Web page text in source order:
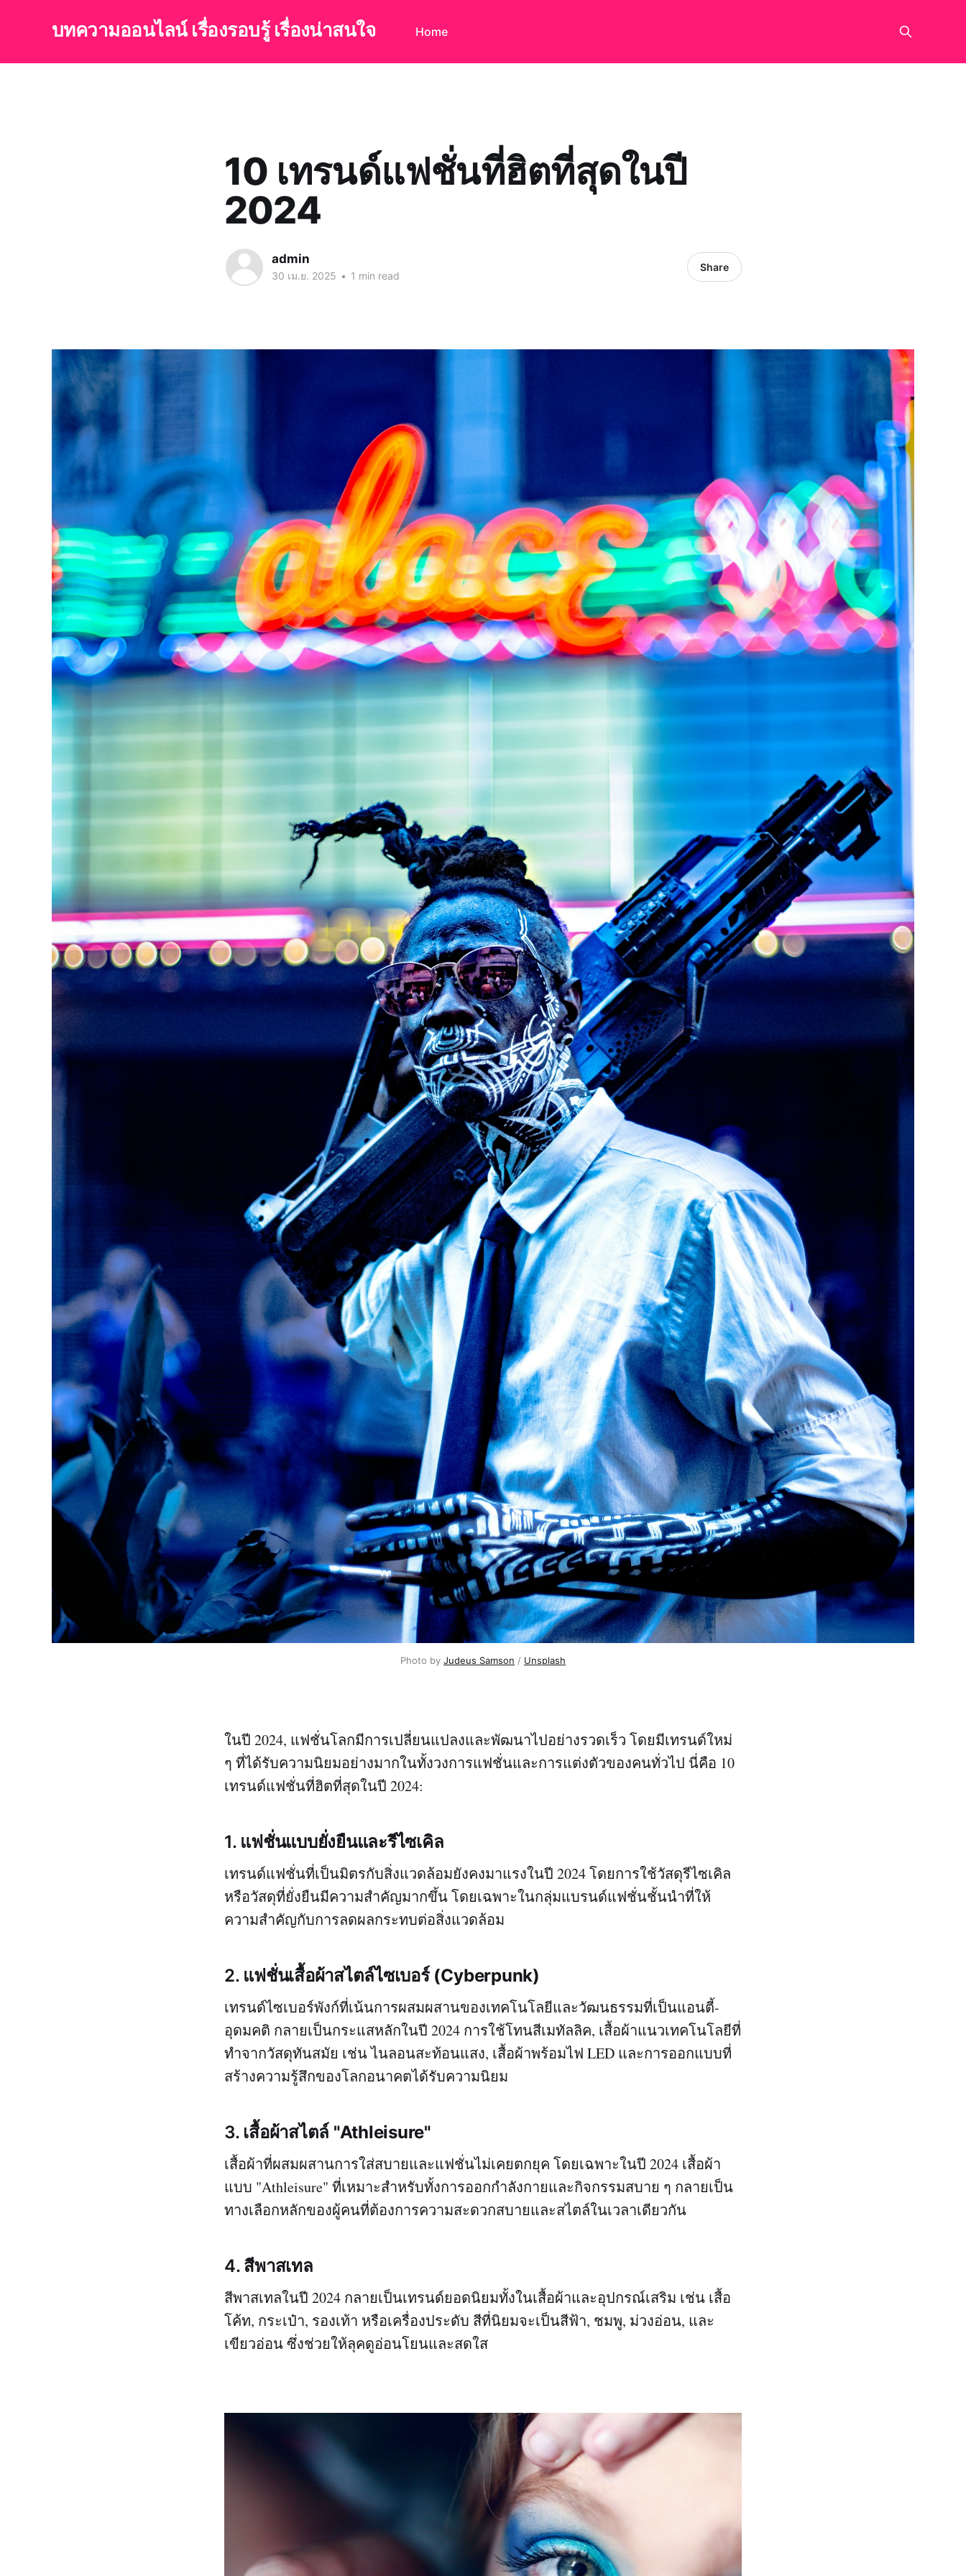
บทความออนไลน์ เรื่องรอบรู้ เรื่องน่าสนใจ Home
10 เทรนด์แฟชั่นที่ฮิตที่สุดในปี
2024
admin
30 เม.ย. 2025 • 1 min read
Share
Photo by Judeus Samson / Unsplash
ในปี 2024, แฟชั่นโลกมีการเปลี่ยนแปลงและพัฒนาไปอย่างรวดเร็ว โดยมีเทรนด์ใหม่
ๆ ที่ได้รับความนิยมอย่างมากในทั้งวงการแฟชั่นและการแต่งตัวของคนทั่วไป นี่คือ 10
เทรนด์แฟชั่นที่ฮิตที่สุดในปี 2024:
1. แฟชั่นแบบยั่งยืนและรีไซเคิล
เทรนด์แฟชั่นที่เป็นมิตรกับสิ่งแวดล้อมยังคงมาแรงในปี 2024 โดยการใช้วัสดุรีไซเคิล
หรือวัสดุที่ยั่งยืนมีความสำคัญมากขึ้น โดยเฉพาะในกลุ่มแบรนด์แฟชั่นชั้นนำที่ให้
ความสำคัญกับการลดผลกระทบต่อสิ่งแวดล้อม
2. แฟชั่นเสื้อผ้าสไตล์ไซเบอร์ (Cyberpunk)
เทรนด์ไซเบอร์พังก์ที่เน้นการผสมผสานของเทคโนโลยีและวัฒนธรรมที่เป็นแอนตี้-
อุดมคติ กลายเป็นกระแสหลักในปี 2024 การใช้โทนสีเมทัลลิค, เสื้อผ้าแนวเทคโนโลยีที่
ทำจากวัสดุทันสมัย เช่น ไนลอนสะท้อนแสง, เสื้อผ้าพร้อมไฟ LED และการออกแบบที่
สร้างความรู้สึกของโลกอนาคตได้รับความนิยม
3. เสื้อผ้าสไตล์ "Athleisure"
เสื้อผ้าที่ผสมผสานการใส่สบายและแฟชั่นไม่เคยตกยุค โดยเฉพาะในปี 2024 เสื้อผ้า
แบบ "Athleisure" ที่เหมาะสำหรับทั้งการออกกำลังกายและกิจกรรมสบาย ๆ กลายเป็น
ทางเลือกหลักของผู้คนที่ต้องการความสะดวกสบายและสไตล์ในเวลาเดียวกัน
4. สีพาสเทล
สีพาสเทลในปี 2024 กลายเป็นเทรนด์ยอดนิยมทั้งในเสื้อผ้าและอุปกรณ์เสริม เช่น เสื้อ
โค้ท, กระเป๋า, รองเท้า หรือเครื่องประดับ สีที่นิยมจะเป็นสีฟ้า, ชมพู, ม่วงอ่อน, และ
เขียวอ่อน ซึ่งช่วยให้ลุคดูอ่อนโยนและสดใส